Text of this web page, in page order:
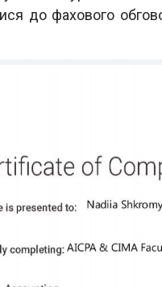
до фахового